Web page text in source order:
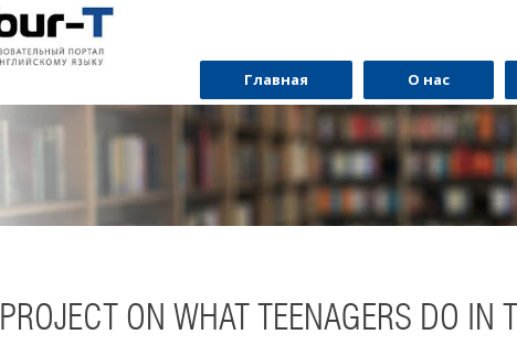
Главная О нас
PROJECT ON WHAT TEENAGERS DO IN